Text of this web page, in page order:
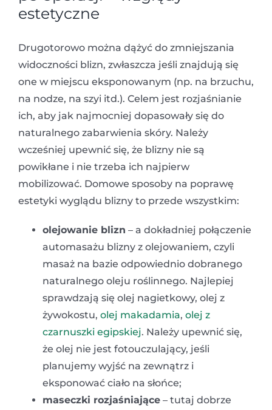
estetyczne
Drugotorowo można dążyć do zmniejszania
widoczności blizn, zwłaszcza jeśli znajdują się
one w miejscu eksponowanym (np. na brzuchu,
na nodze, na szyi itd.). Celem jest rozjaśnianie
ich, aby jak najmocniej dopasowały się do
naturalnego zabarwienia skóry. Należy
wcześniej upewnić się, że blizny nie są
powikłane i nie trzeba ich najpierw
mobilizować. Domowe sposoby na poprawę
estetyki wyglądu blizny to przede wszystkim:
olejowanie blizn – a dokładniej połączenie
automasażu blizny z olejowaniem, czyli
masaż na bazie odpowiednio dobranego
naturalnego oleju roślinnego. Najlepiej
sprawdzają się olej nagietkowy, olej z
żywokostu, olej makadamia, olej z
czarnuszki egipskiej. Należy upewnić się,
że olej nie jest fotouczulający, jeśli
planujemy wyjść na zewnątrz i
eksponować ciało na słońce;
maseczki rozjaśniające – tutaj dobrze